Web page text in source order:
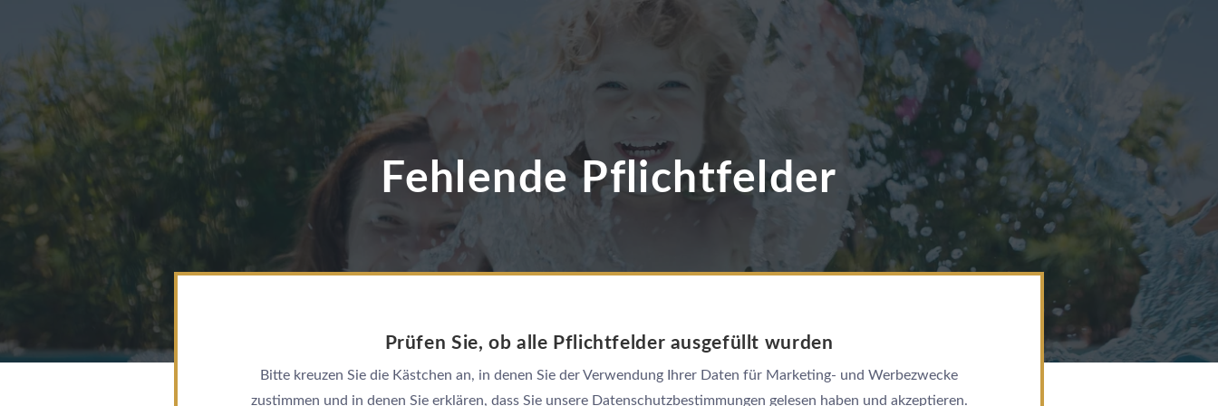
Fehlende Pflichtfelder
Prüfen Sie, ob alle Pflichtfelder ausgefüllt wurden
Bitte kreuzen Sie die Kästchen an, in denen Sie der Verwendung Ihrer Daten für Marketing- und Werbezwecke
zustimmen und in denen Sie erklären, dass Sie unsere Datenschutzbestimmungen gelesen haben und akzeptieren.
NÄCHTE